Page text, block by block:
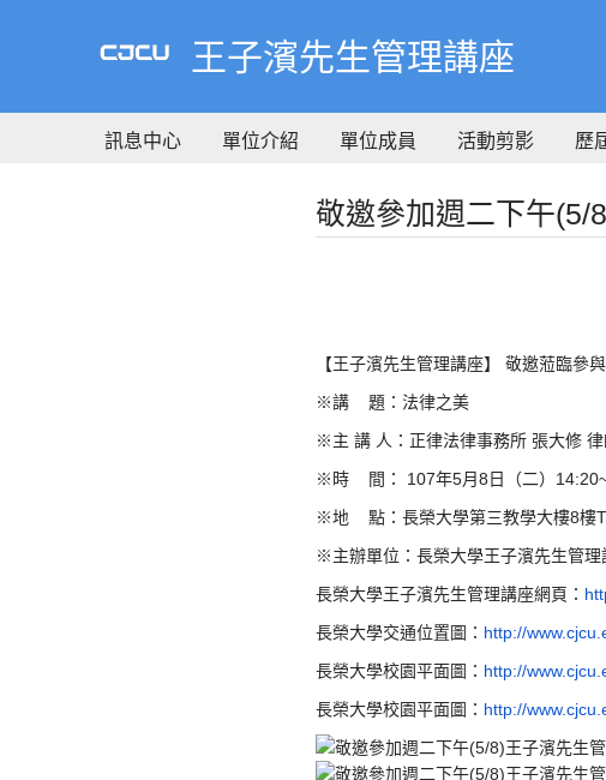
要
容
王子濱先生管理講座
訊息中心 單位介紹 單位成員 活動剪影 歷
敬邀參加週二下午(5/
【王子濱先生管理講座】 敬邀蒞臨參與
※講 題：法律之美
※主 講 人：正律法律事務所 張大修 律
※時 間： 107年5月8日（二）
※地 點：長榮大學第三教學大樓8樓
※主辦單位：長榮大學王子濱先生管理
長榮大學王子濱先生管理講座網頁：
長榮大學交通位置圖： http://
長榮大學校園平面圖： http://
長榮大學校園平面圖： http://